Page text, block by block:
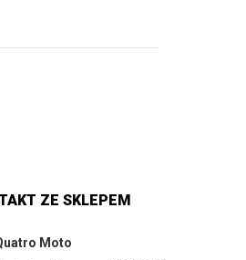
ZE SKLEPEM
Moto